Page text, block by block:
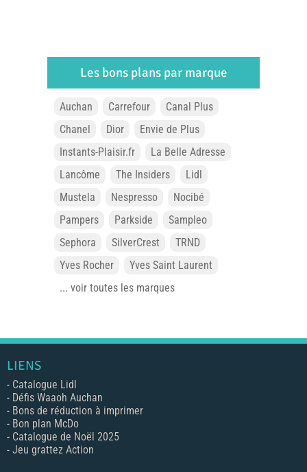
Les bons plans par marque
Auchan Carrefour
Canal Plus
Chanel
Dior
Envie de Plus
Instants-Plaisir.fr
La Belle Adresse
Lancôme
The Insiders
Lidl
Mustela
Nespresso
Nocibé
Pampers
Parkside
Sampleo
Sephora
SilverCrest
TRND
Yves Rocher
Yves Saint Laurent
... voir toutes les marques
LIENS
- Catalogue Lidl
- Défis Waaoh Auchan
- Bons de réduction à imprimer
- Bon plan McDo
- Catalogue de Noël 2025
- Jeu grattez Action